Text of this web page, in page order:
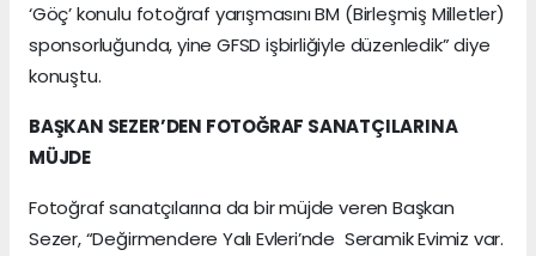
‘Göç’ konulu fotoğraf yarışmasını BM (Birleşmiş Milletler)
sponsorluğunda, yine GFSD işbirliğiyle düzenledik” diye
konuştu.
BAŞKAN SEZER’DEN FOTOĞRAF SANATÇILARINA
MÜJDE
Fotoğraf sanatçılarına da bir müjde veren Başkan
Sezer, “Değirmendere Yalı Evleri’nde Seramik Evimiz var.